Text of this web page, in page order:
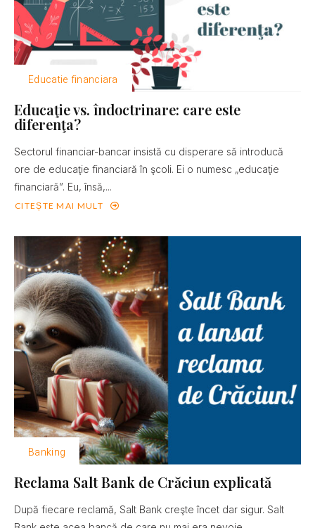
Educatie financiara
Educaţie vs. îndoctrinare: care este
diferenţa?
Sectorul financiar-bancar insistă cu disperare să introducă
ore de educaţie financiară în şcoli. Ei o numesc „educaţie
financiară”. Eu, însă,...
CITEȘTE MAI MULT
Banking
Reclama Salt Bank de Crăciun explicată
După fiecare reclamă, Salt Bank creşte încet dar sigur. Salt